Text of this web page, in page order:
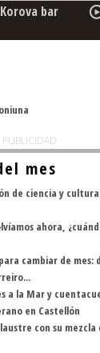
bar
PUBLICIDAD
mes
de ciencia y
ahora,
cambiar de mes:
a la Mar y
en Castellón
con su